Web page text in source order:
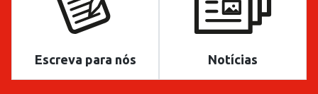
Escreva para nós Notícias